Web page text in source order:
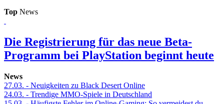
Top News
Die Registrierung für das neue Beta-
Programm bei PlayStation beginnt heute
News
27.03. - Neuigkeiten zu Black Desert Online
24.03. - Trendige MMO-Spiele in Deutschland